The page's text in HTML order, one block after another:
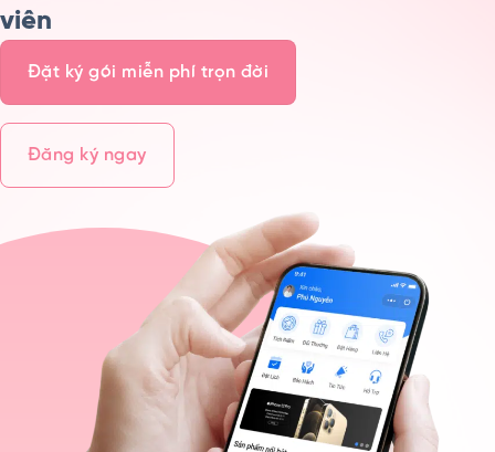
viên
Đặt ký gói miễn phí trọn đời
Đăng ký ngay